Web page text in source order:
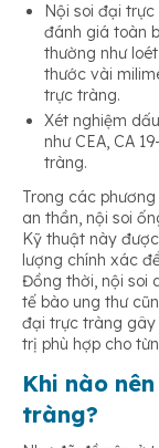
Nội soi đại
đánh giá toàn
thường như
thước vài
trực tràng.
Xét nghiệm
như CEA, CA
tràng.
Trong các
an thần, nội soi
Kỹ thuật này
lượng chính xác
Đồng thời, nội soi
tế bào ung thư
đại trực tràng gây
trị phù hợp cho
Khi nào
tràng?